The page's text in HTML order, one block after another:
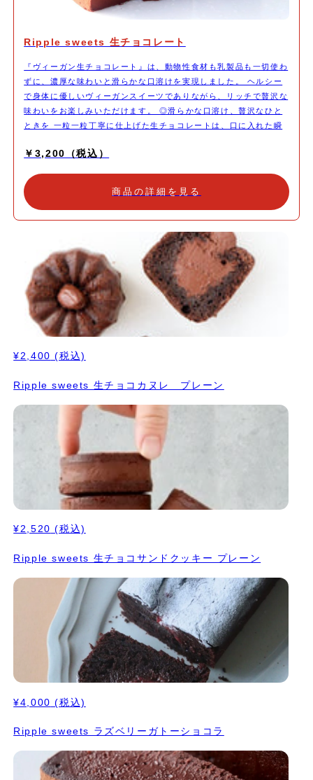
Ripple sweets 生チョコレート
『ヴィーガン生チョコレート』は、動物性食材も乳製品も一切使わ
ずに、濃厚な味わいと滑らかな口溶けを実現しました。 ヘルシー
で身体に優しいヴィーガンスイーツでありながら、リッチで贅沢な
味わいをお楽しみいただけます。 ◎滑らかな口溶け、贅沢なひと
ときを 一粒一粒丁寧に仕上げた生チョコレートは、口に入れた瞬
く美味しさに仕上げました。 濃厚でありながら甘さ控えめなので
贅沢にも 大切な方へのプレゼントに：バレンタインのギフトとし
て、感謝や愛の気持ちを伝える一品にぴったりです。 自分へのご
や友人と一緒に分け合えば、笑顔が広がる心温まる時間を演出しま
す。 ヴィーガン＆グルテンフリー、そして期間限定 動物性食材や
乳製品を使用していないため、ヴィーガンの方はもちろん、健康を
意識する方やアレルギーのある方にも安心してお楽しみいただけま
す。 この『ヴィーガン生チョコレート』はバレンタインの期間限
定商品です。大切な人との甘いひととき、そして自分への癒しの時
間を、Ripple Sweetsの生チョコで贅沢に彩りませんか？
￥3,200（税込）
商品の詳細を見る
¥2,400 (税込)
Ripple sweets 生チョコカヌレ プレーン
¥2,520 (税込)
Ripple sweets 生チョコサンドクッキー プレーン
¥4,000 (税込)
Ripple sweets ラズベリーガトーショコラ